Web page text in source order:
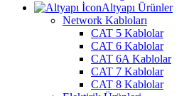
Altyapı Ürünler
Network Kabloları
CAT 5 Kablolar
CAT 6 Kablolar
CAT 6A Kablolar
CAT 7 Kablolar
CAT 8 Kablolar